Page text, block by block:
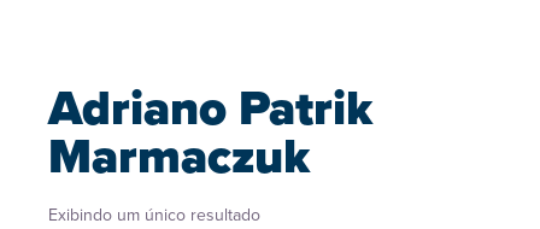
Adriano Patrik
Marmaczuk
Exibindo um único resultado